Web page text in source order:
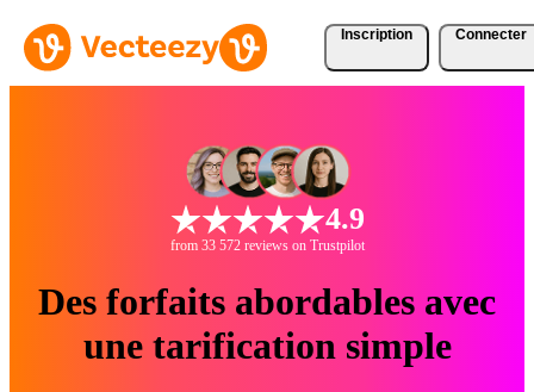
Inscription Connecter
4.9
from 33 572 reviews on Trustpilot
Des forfaits abordables avec
une tarification simple